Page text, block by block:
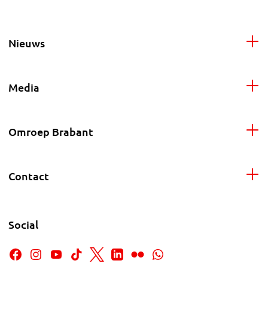
Nieuws
Media
Omroep Brabant
Contact
Social